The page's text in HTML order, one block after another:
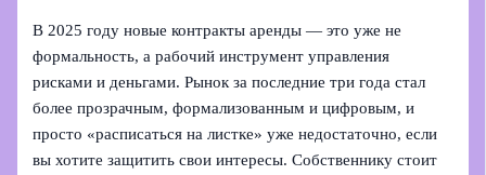
В 2025 году новые контракты аренды — это уже не
формальность, а рабочий инструмент управления
рисками и деньгами. Рынок за последние три года стал
более прозрачным, формализованным и цифровым, и
просто «расписаться на листке» уже недостаточно, если
вы хотите защитить свои интересы. Собственнику стоит